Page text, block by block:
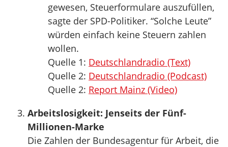
gewesen, Steuerformulare auszufüllen,
sagte der SPD-Politiker. “Solche Leute”
würden einfach keine Steuern zahlen
wollen.
Quelle 1: Deutschlandradio (Text)
Quelle 2: Deutschlandradio (Podcast)
Quelle 2: Report Mainz (Video)
Arbeitslosigkeit: Jenseits der Fünf-
Millionen-Marke
Die Zahlen der Bundesagentur für Arbeit, die